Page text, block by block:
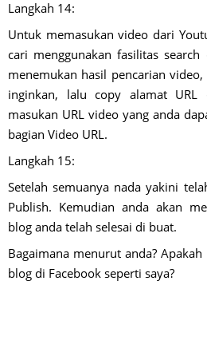
Langkah 14:
Untuk memasukan video dari
cari menggunakan fasilitas
menemukan hasil pencarian
inginkan, lalu copy alamat
masukan URL video yang anda
bagian Video URL.
Langkah 15:
Setelah semuanya nada yakini
Publish. Kemudian anda akan
blog anda telah selesai di buat.
Bagaimana menurut anda?
blog di Facebook seperti saya?